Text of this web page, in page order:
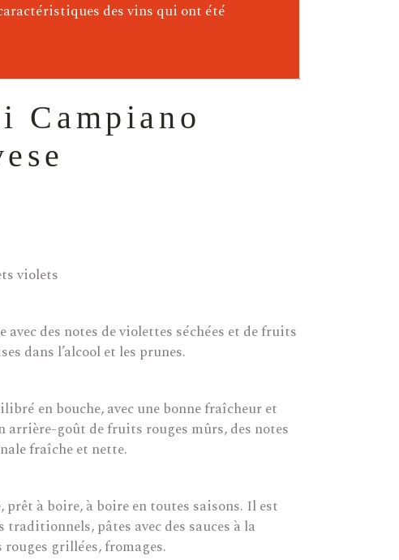
des vins qui ont été
Campiano
violets
des notes de violettes séchées et de fruits
dans l’alcool et les prunes.
en bouche, avec une bonne fraîcheur et
arrière-goût de fruits rouges mûrs, des notes
fraîche et nette.
prêt à boire, à boire en toutes saisons. Il est
pâtes avec des sauces à la
grillées, fromages.